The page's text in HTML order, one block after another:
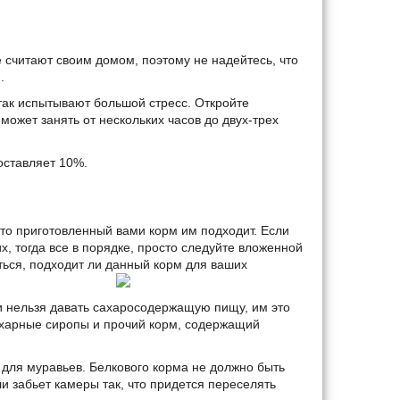
своим домом, поэтому не надейтесь, что
испытывают большой стресс. Откройте
занять от нескольких часов до двух-трех
10%.
приготовленный вами корм им подходит. Если
все в порядке, просто следуйте вложенной
подходит ли данный корм для ваших
давать сахаросодержащую пищу, им это
сиропы и прочий корм, содержащий
муравьев. Белкового корма не должно быть
камеры так, что придется переселять